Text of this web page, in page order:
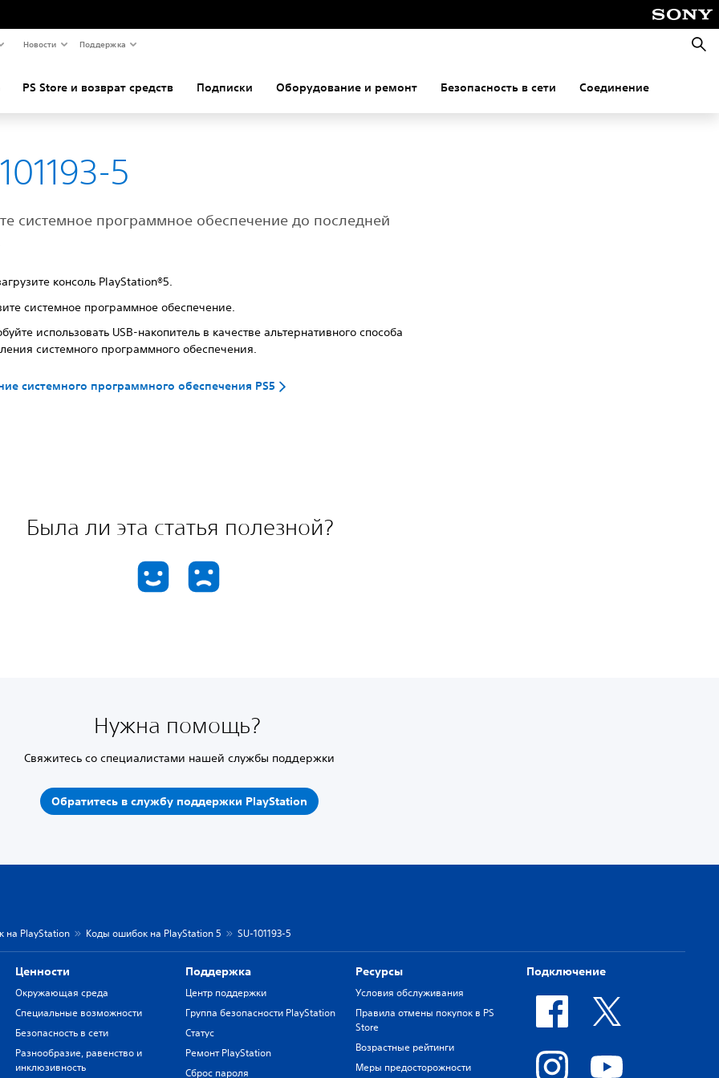
Новости Поддержка
Поиск
PS Store и возврат средств Подписки Оборудование и ремонт Безопасность в сети Соединение
5
системное программное обеспечение до последней
консоль PlayStation®5.
системное программное обеспечение.
использовать USB-накопитель в качестве альтернативного способа
системного программного обеспечения.
системного программного обеспечения PS5
Была ли эта статья полезной?
Нужна помощь?
Свяжитесь со специалистами нашей службы поддержки
Обратитесь в службу поддержки PlayStation
на PlayStation Коды ошибок на PlayStation 5 SU-101193-5
Ценности
Окружающая среда
Специальные возможности
Безопасность в сети
Разнообразие, равенство и
инклюзивность
Поддержка
Центр поддержки
Группа безопасности PlayStation
Статус
Ремонт PlayStation
Сброс пароля
Ресурсы
Условия обслуживания
Правила отмены покупок в PS
Store
Возрастные рейтинги
Меры предосторожности
Подключение